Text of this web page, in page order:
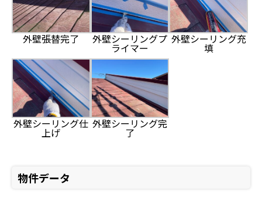
外壁張替完了 外壁シーリングプ
ライマー
外壁シーリング充
填
外壁シーリング仕
上げ
外壁シーリング完
了
物件データ